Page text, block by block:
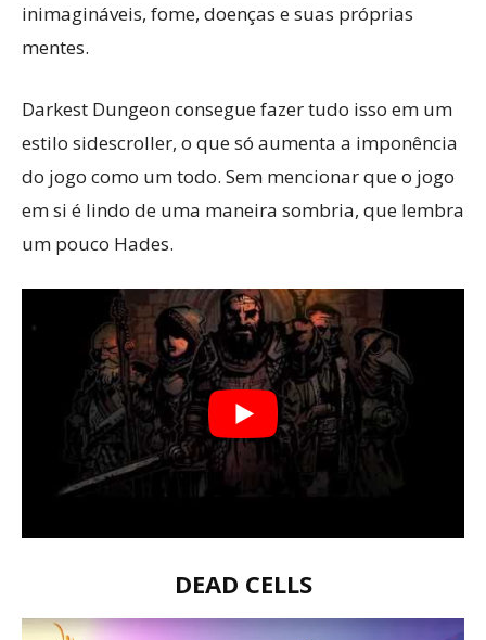
inimagináveis, fome, doenças e suas próprias
mentes.
Darkest Dungeon consegue fazer tudo isso em um
estilo sidescroller, o que só aumenta a imponência
do jogo como um todo. Sem mencionar que o jogo
em si é lindo de uma maneira sombria, que lembra
um pouco Hades.
DEAD CELLS